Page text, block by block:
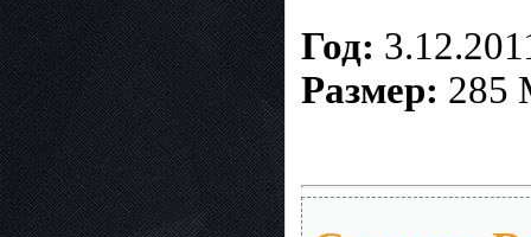
Год:
Размер: 285